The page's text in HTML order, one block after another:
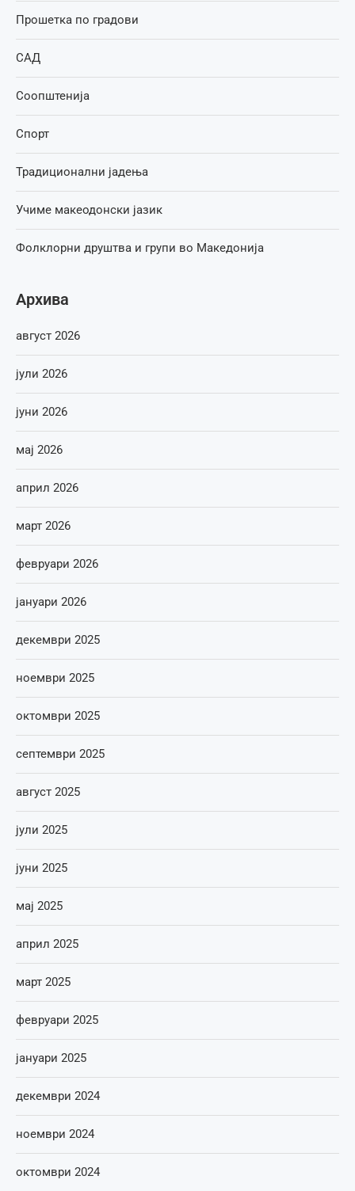
Прошетка по градови
САД
Соопштенија
Спорт
Традиционални јадења
Учиме макеодонски јазик
Фолклорни друштва и групи во Македонија
Архива
август 2026
јули 2026
јуни 2026
мај 2026
април 2026
март 2026
февруари 2026
јануари 2026
декември 2025
ноември 2025
октомври 2025
септември 2025
август 2025
јули 2025
јуни 2025
мај 2025
април 2025
март 2025
февруари 2025
јануари 2025
декември 2024
ноември 2024
октомври 2024